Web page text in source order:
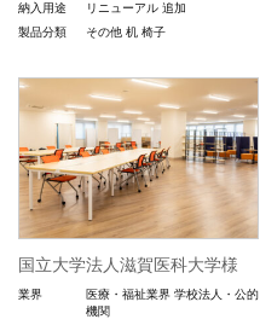
納入用途
リニューアル 追加
製品分類
その他 机 椅子
国立大学法人滋賀医科大学様
業界 医療・福祉業界 学校法人・公的
機関